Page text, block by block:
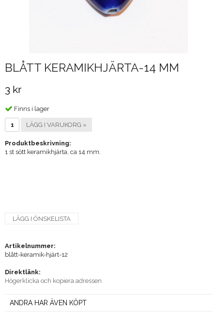
BLÅTT KERAMIKHJÄRTA-14 MM
3 kr
Finns i lager
LÄGG I VARUKORG »
Produktbeskrivning:
1 st sött keramikhjärta, ca 14 mm.
LÄGG I ÖNSKELISTA
Artikelnummer:
blått-keramik-hjärt-12
Direktlänk:
Högerklicka och kopiera adressen
ANDRA HAR ÄVEN KÖPT